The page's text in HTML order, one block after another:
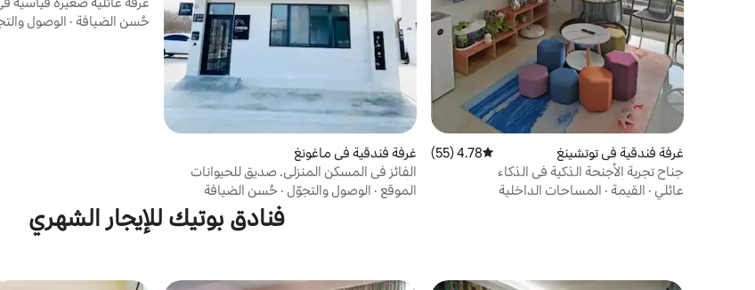
غرفة فندقية في توتشينغ متوسط التقييم 4.78 من 5، 55 مراجعات
4.78 (55)
جناح تجربة الأجنحة الذكية في الذكاء
الاصطناعي.أضواء مختلفة، مكيف هواء، ستائر
كهربائية، وموسيقى تشغيل صوتية واستيقاظ
عائلي · القيمة · المساحات الداخلية
غرفة فندقية في ماغونغ
الفائز في المسكن المنزلي. صديق للحيوانات
الأليفة. حساب الخط الرسمي @ an99
الموقع · الوصول والتجوّل · حُسن الضيافة
الساخن - بدون إفطار
حُسن الضيافة · الوصول
فنادق بوتيك للإيجار الشهري